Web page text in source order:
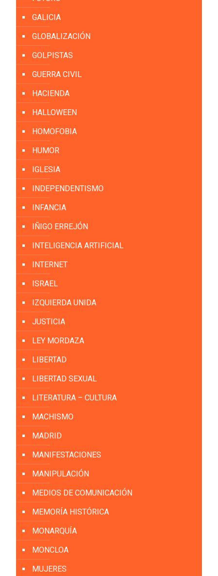
GALICIA
GLOBALIZACIÓN
GOLPISTAS
GUERRA CIVIL
HACIENDA
HALLOWEEN
HOMOFOBIA
HUMOR
IGLESIA
INDEPENDENTISMO
INFANCIA
IÑIGO ERREJÓN
INTELIGENCIA ARTIFICIAL
INTERNET
ISRAEL
IZQUIERDA UNIDA
JUSTICIA
LEY MORDAZA
LIBERTAD
LIBERTAD SEXUAL
LITERATURA – CULTURA
MACHISMO
MADRID
MANIFESTACIONES
MANIPULACIÓN
MEDIOS DE COMUNICACIÓN
MEMORÍA HISTÓRICA
MONARQUÍA
MONCLOA
MUJERES